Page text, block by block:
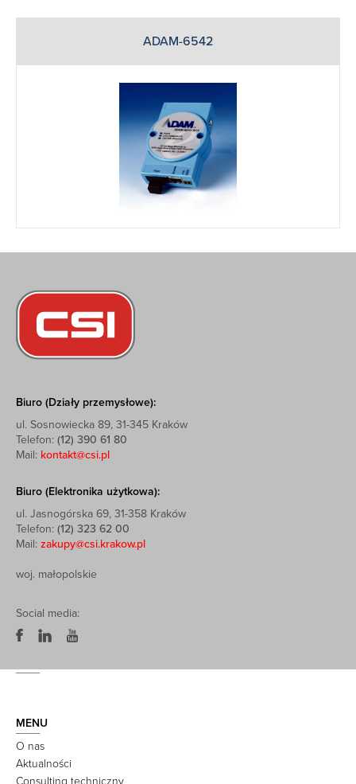
ADAM-6542
Biuro (Działy przemysłowe):
ul. Sosnowiecka 89, 31-345 Kraków
Telefon: (12) 390 61 80
Mail: kontakt@csi.pl
Biuro (Elektronika użytkowa):
ul. Jasnogórska 69, 31-358 Kraków
Telefon: (12) 323 62 00
Mail: zakupy@csi.krakow.pl
woj. małopolskie
Social media:
MENU
O nas
Aktualności
Consulting techniczny